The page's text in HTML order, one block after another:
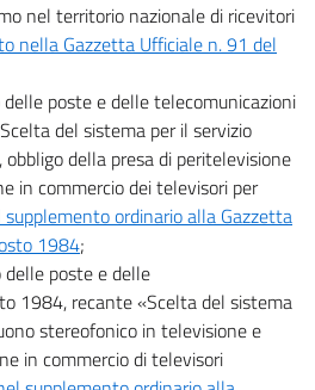
salute pubblica e sicurezza alimentare
Capo VIII
in materia ambientale
Capo IX
in materia di energia
nel territorio nazionale di ricevitori
nella Gazzetta Ufficiale n. 91 del
poste e delle telecomunicazioni
del sistema per il servizio
della presa di peritelevisione
in commercio dei televisori per
ordinario alla Gazzetta
1984;
poste e delle
1984, recante «Scelta del sistema
stereofonico in televisione e
in commercio di televisori